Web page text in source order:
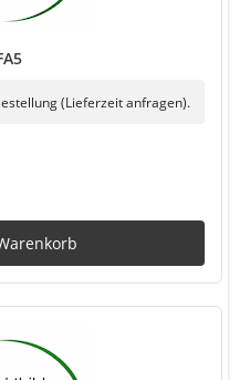
(Lieferzeit anfragen).